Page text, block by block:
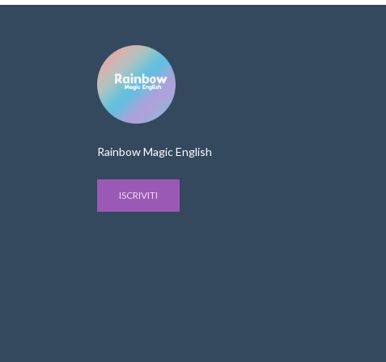
Rainbow Magic English
ISCRIVITI